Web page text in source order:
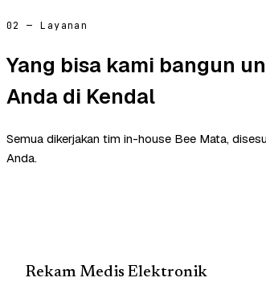
02 — Layanan
Yang bisa kami bangun
Anda di Kendal
Semua dikerjakan tim in-house Bee Mata,
Anda.
Rekam Medis Elektronik